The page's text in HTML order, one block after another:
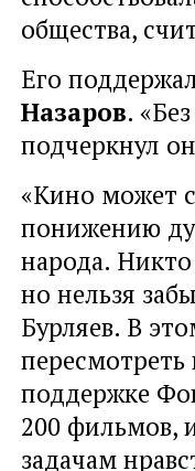
общества,
Его
Назаров.
подчеркнул
«Кино может
понижению
народа. Никто
но нельзя
Бурляев. В
поддержке
200 фильмов,
задачам